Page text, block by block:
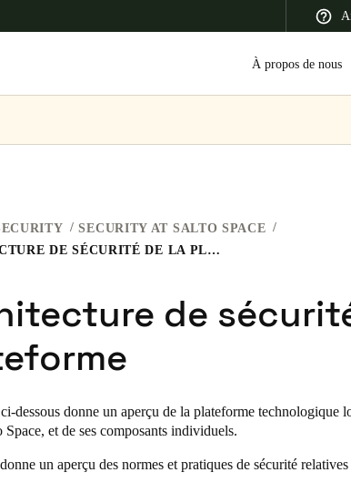
Switzerland
Español
À propos de nous
SECURITY AT SALTO SPACE
ARCHITECTURE DE SÉCURITÉ DE LA PLATEFORME
de
dessous donne un aperçu de la plateforme technologique
Space, et de ses composants individuels.
un aperçu des normes et pratiques de sécurité